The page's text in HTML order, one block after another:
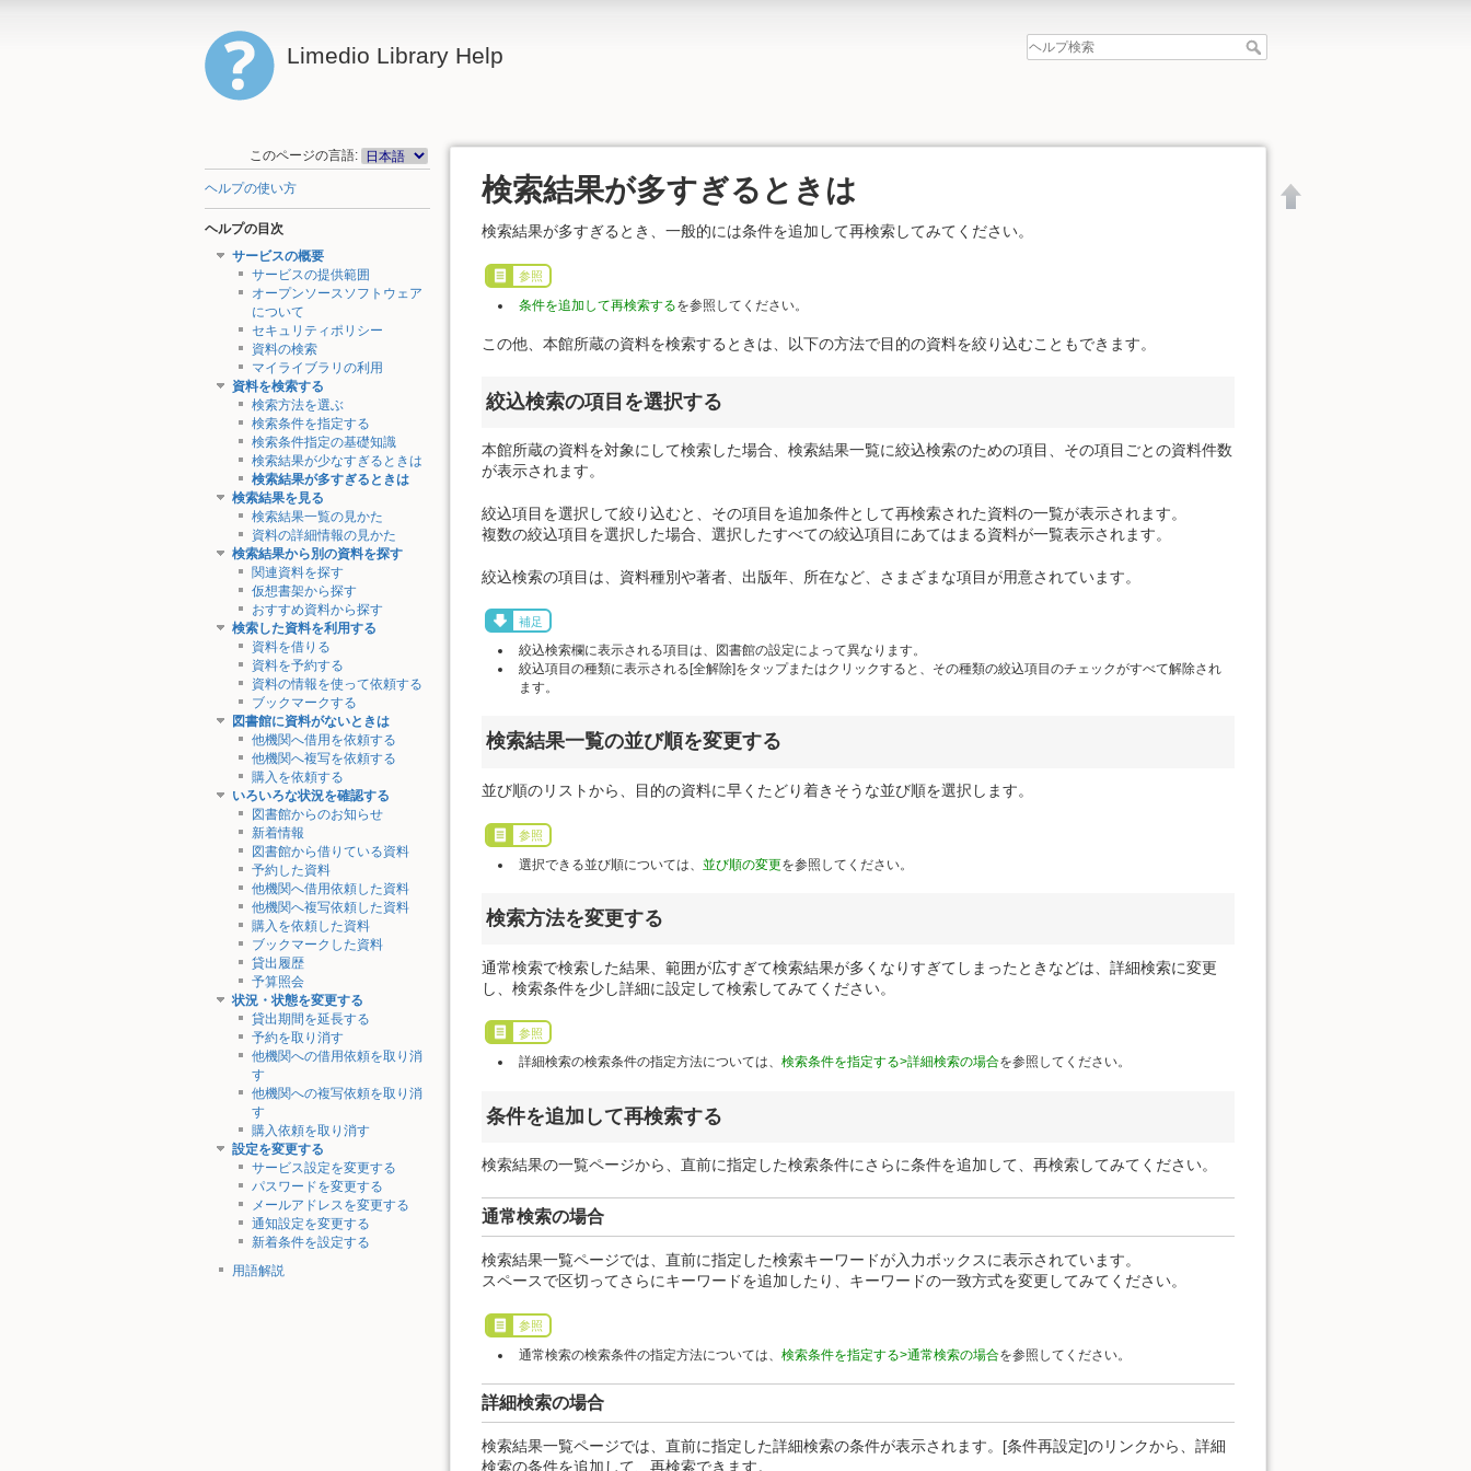
Limedio Library Help
このページの言語:
ヘルプの使い方
ヘルプの目次
サービスの概要
サービスの提供範囲
オープンソースソフトウェア
について
セキュリティポリシー
資料の検索
マイライブラリの利用
資料を検索する
検索方法を選ぶ
検索条件を指定する
検索条件指定の基礎知識
検索結果が少なすぎるときは
検索結果が多すぎるときは
検索結果を見る
検索結果一覧の見かた
資料の詳細情報の見かた
検索結果から別の資料を探す
関連資料を探す
仮想書架から探す
おすすめ資料から探す
検索した資料を利用する
資料を借りる
資料を予約する
資料の情報を使って依頼する
ブックマークする
図書館に資料がないときは
他機関へ借用を依頼する
他機関へ複写を依頼する
購入を依頼する
いろいろな状況を確認する
図書館からのお知らせ
新着情報
図書館から借りている資料
予約した資料
他機関へ借用依頼した資料
他機関へ複写依頼した資料
購入を依頼した資料
ブックマークした資料
貸出履歴
予算照会
状況・状態を変更する
貸出期間を延長する
予約を取り消す
他機関への借用依頼を取り消
す
他機関への複写依頼を取り消
す
購入依頼を取り消す
設定を変更する
サービス設定を変更する
パスワードを変更する
メールアドレスを変更する
通知設定を変更する
新着条件を設定する
用語解説
検索結果が多すぎるときは
検索結果が多すぎるとき、一般的には条件を追加して再検索してみてください。
参照
条件を追加して再検索するを参照してください。
この他、本館所蔵の資料を検索するときは、以下の方法で目的の資料を絞り込むこともできます。
絞込検索の項目を選択する
本館所蔵の資料を対象にして検索した場合、検索結果一覧に絞込検索のための項目、その項目ごとの資料件数
が表示されます。
絞込項目を選択して絞り込むと、その項目を追加条件として再検索された資料の一覧が表示されます。
複数の絞込項目を選択した場合、選択したすべての絞込項目にあてはまる資料が一覧表示されます。
絞込検索の項目は、資料種別や著者、出版年、所在など、さまざまな項目が用意されています。
補足
絞込検索欄に表示される項目は、図書館の設定によって異なります。
絞込項目の種類に表示される[全解除]をタップまたはクリックすると、その種類の絞込項目のチェックがすべて解除され
ます。
検索結果一覧の並び順を変更する
並び順のリストから、目的の資料に早くたどり着きそうな並び順を選択します。
参照
選択できる並び順については、並び順の変更を参照してください。
検索方法を変更する
通常検索で検索した結果、範囲が広すぎて検索結果が多くなりすぎてしまったときなどは、詳細検索に変更
し、検索条件を少し詳細に設定して検索してみてください。
参照
詳細検索の検索条件の指定方法については、検索条件を指定する>詳細検索の場合を参照してください。
条件を追加して再検索する
検索結果の一覧ページから、直前に指定した検索条件にさらに条件を追加して、再検索してみてください。
通常検索の場合
検索結果一覧ページでは、直前に指定した検索キーワードが入力ボックスに表示されています。
スペースで区切ってさらにキーワードを追加したり、キーワードの一致方式を変更してみてください。
参照
通常検索の検索条件の指定方法については、検索条件を指定する>通常検索の場合を参照してください。
詳細検索の場合
検索結果一覧ページでは、直前に指定した詳細検索の条件が表示されます。[条件再設定]のリンクから、詳細
検索の条件を追加して、再検索できます。